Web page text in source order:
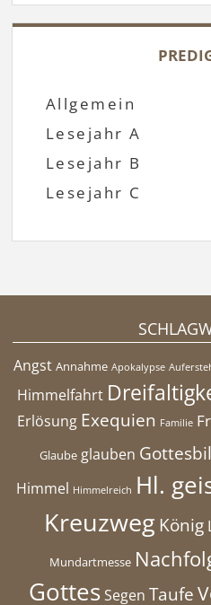
Allgemein
Lesejahr A
Lesejahr B
Lesejahr C
Angst Annahme Apokalypse
Himmelfahrt
Erlösung Exequien Familie
Glaube glauben
Himmel Himmelreich Hl.
Kreuzweg König
Mundartmesse
Gottes Segen Taufe